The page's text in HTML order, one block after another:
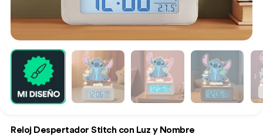
Reloj Despertador Stitch con Luz y Nombre